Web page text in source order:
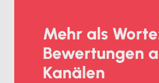
Mehr als
Bewertungen
Kanälen